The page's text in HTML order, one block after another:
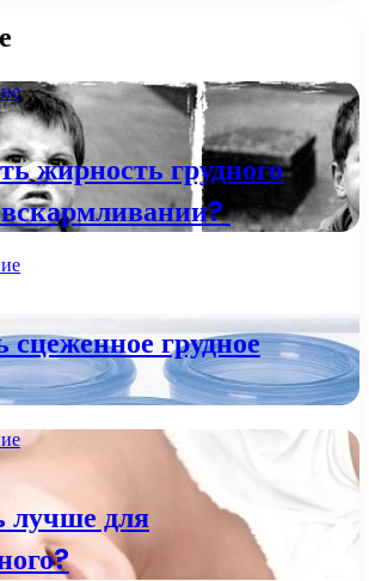
жирность грудного
грудное
лучше для